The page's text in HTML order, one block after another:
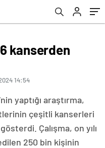
kanserden
14:54
yaptığı araştırma,
çeşitli kanserleri
Çalışma, on yılı
250 bin kişinin